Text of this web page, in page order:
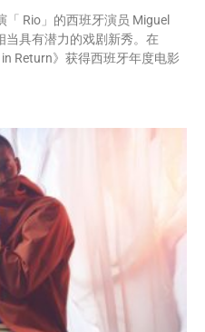
Rio」的西班牙演员 Miguel
当具有潜力的戏剧新秀。在
Return》获得西班牙年度电影